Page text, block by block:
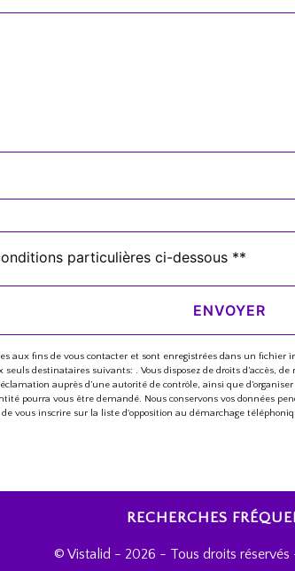
particulières ci-dessous **
ENVOYER
aux fins de vous contacter et sont enregistrées dans un
destinataires suivants: . Vous disposez de droits d’accès,
auprès d’une autorité de contrôle, ainsi que
pourra vous être demandé. Nous conservons vos données
vous inscrire sur la liste d'opposition au démarchage
RECHERCHES
© Vistalid - 2026 - Tous droits réservés